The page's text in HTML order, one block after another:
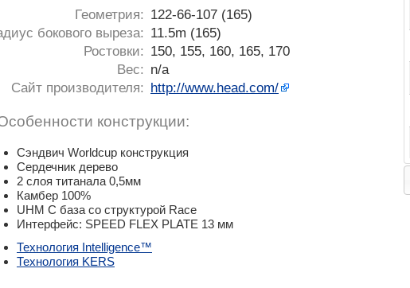
Геометрия:
122-66-107 (165)
бокового выреза:
11.5m (165)
Ростовки:
150, 155, 160, 165, 170
Вес:
n/a
Сайт производителя:
http://www.head.com/
конструкции:
Сэндвич Worldcup конструкция
Сердечник дерево
2 слоя титанала 0,5мм
Камбер 100%
UHM C база со структурой Race
Интерфейс: SPEED FLEX PLATE 13 мм
Технология Intelligence™
Технология KERS